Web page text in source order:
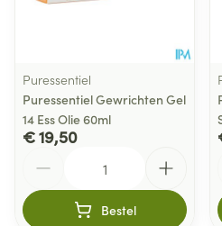
Puressentiel
Puressentiel Gewrichten Gel
14 Ess Olie 60ml
€ 19,50
Bestel